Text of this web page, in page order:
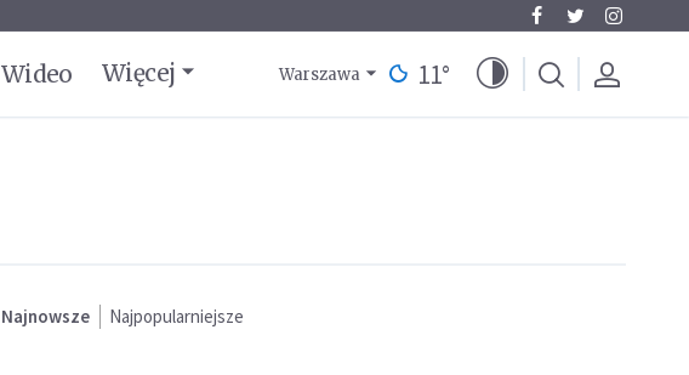
Wideo Więcej Warszawa 11°
Najnowsze Najpopularniejsze